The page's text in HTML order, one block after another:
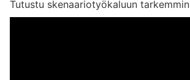
Tutustu skenaariotyökaluun tarkemmin